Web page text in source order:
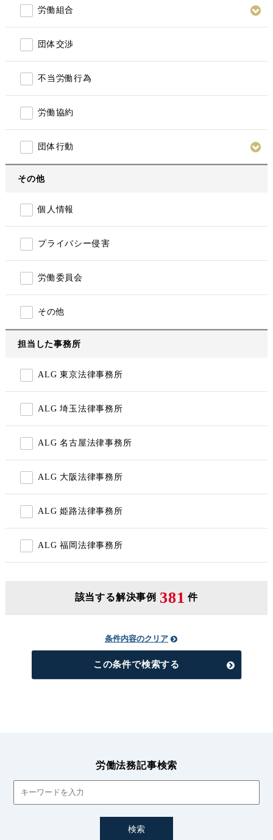
労働組合
団体交渉
不当労働行為
労働協約
団体行動
その他
個人情報
プライバシー侵害
労働委員会
その他
担当した事務所
ALG 東京法律事務所
ALG 埼玉法律事務所
ALG 名古屋法律事務所
ALG 大阪法律事務所
ALG 姫路法律事務所
ALG 福岡法律事務所
該当する解決事例 381 件
条件内容のクリア
この条件で検索する
労働法務記事検索